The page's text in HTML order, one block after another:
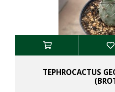
TEPHROCACTUS